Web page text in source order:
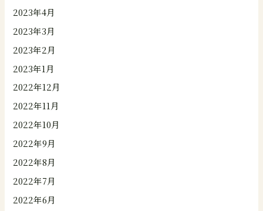
2023年4月
2023年3月
2023年2月
2023年1月
2022年12月
2022年11月
2022年10月
2022年9月
2022年8月
2022年7月
2022年6月